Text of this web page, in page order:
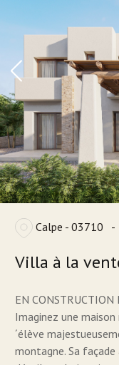
Calpe - 03710 -
Villa à la
EN
Imaginez une
´élève
montagne. Sa